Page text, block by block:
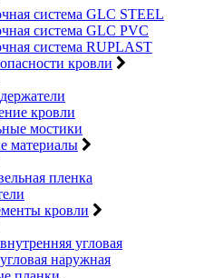
система GLC STEEL
система GLC PVC
система RUPLAST
кровли
кровли
мостики
материалы
пленка
кровли
угловая
наружная